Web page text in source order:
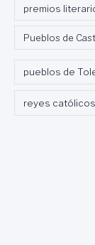
premios
Pueblos de
pueblos de
reyes católicos